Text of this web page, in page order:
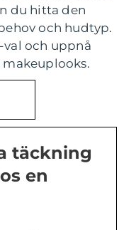
du hitta den
och hudtyp.
och uppnå
täckning
en